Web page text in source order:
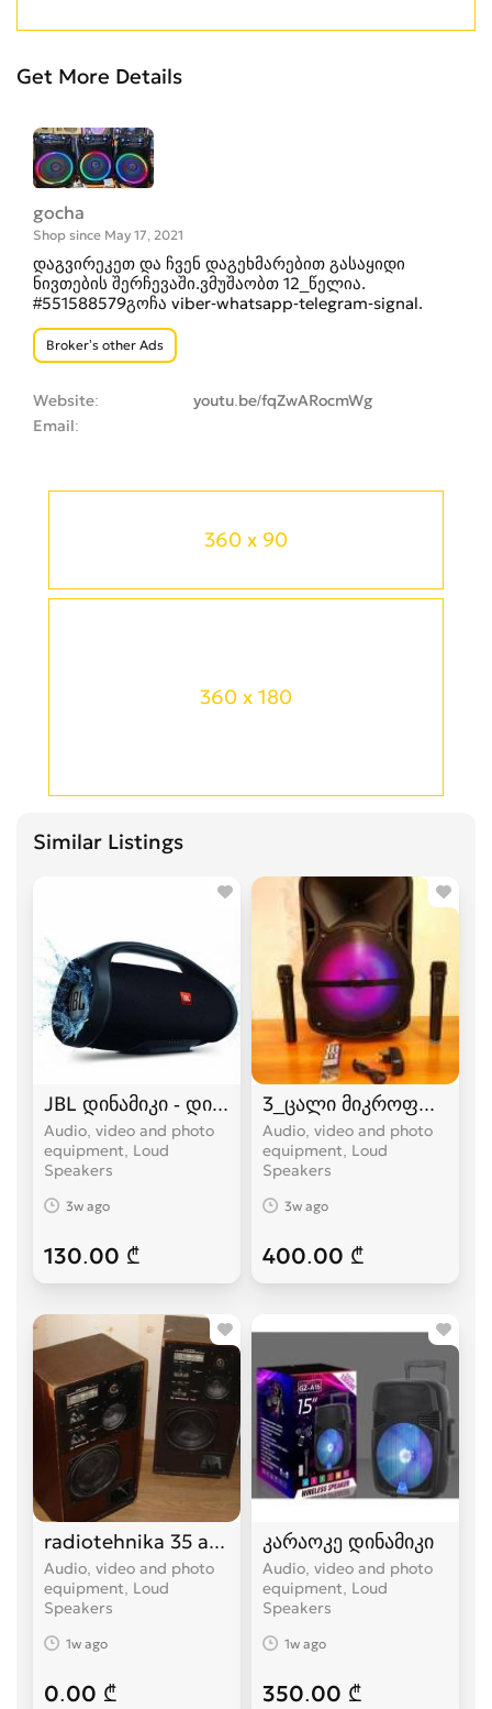
360 x 90
360 x 180
Similar Listings
JBL დინამიკი - დიდი ვერსია
Audio, video and photo
equipment, Loud
Speakers
3w ago
130.00 ₾
3_ცალი
Audio, video and photo
equipment, Loud
Speakers
3w ago
400.00 ₾
radiotehnika 35 ac-1
Audio, video and photo
equipment, Loud
Speakers
1w ago
0.00 ₾
კარაოკე დინამიკი
Audio, video and photo
equipment, Loud
Speakers
1w ago
350.00 ₾
Get More Details
gocha
Shop since May 17, 2021
დაგვირეკეთ და ჩვენ დაგეხმარებით გასაყიდი
ნივთების შერჩევაში.ვმუშაობთ 12_წელია.
#551588579გოჩა viber-whatsapp-telegram-signal.
Broker’s other Ads
Website
youtu.be/fqZwARocmWg
Email